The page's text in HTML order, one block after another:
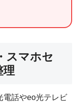
スマホセ
理
電話やeo光テレビ